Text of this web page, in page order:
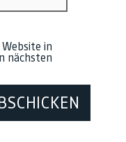
in
nächsten